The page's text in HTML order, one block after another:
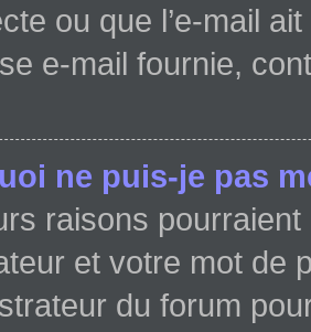
ou que l’e-mail
e-mail fournie,
ne puis-je pas
raisons
et votre mot de
du forum